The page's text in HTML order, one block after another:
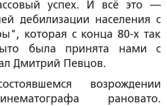
успех. И всё это —
дебилизации населения с
которая с конца 80-х так
была принята нами с
Дмитрий Певцов.
возрождении
рановато.